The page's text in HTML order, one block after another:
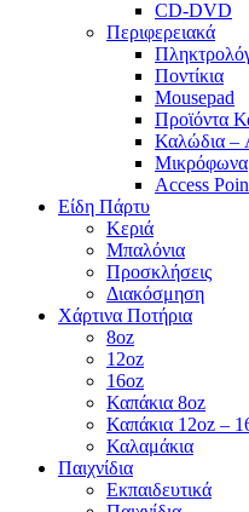
CD-DVD
Περιφερειακά
Ποντίκια
Mousepad
Προϊόντα
Καλώδια –
Μικρόφωνα
Access
Είδη Πάρτυ
Κεριά
Μπαλόνια
Προσκλήσεις
Διακόσμηση
Χάρτινα Ποτήρια
8oz
12oz
16oz
Καπάκια 8oz
Καπάκια 12oz –
Καλαμάκια
Παιχνίδια
Εκπαιδευτικά